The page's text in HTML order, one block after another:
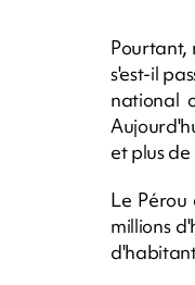
Pourtant,
s'est-il
national
et plus
Le
millions